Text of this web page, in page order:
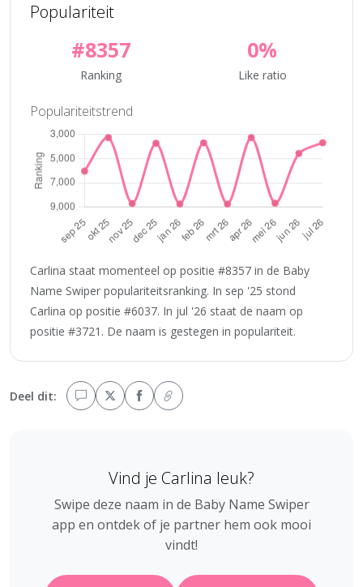
Populariteit
#8357
Ranking
0%
Like ratio
Populariteitstrend
Carlina staat momenteel op positie #8357 in de Baby
Name Swiper populariteitsranking. In sep '25 stond
Carlina op positie #6037. In jul '26 staat de naam op
positie #3721. De naam is gestegen in populariteit.
Deel dit:
Vind je Carlina leuk?
Swipe deze naam in de Baby Name Swiper
app en ontdek of je partner hem ook mooi
vindt!